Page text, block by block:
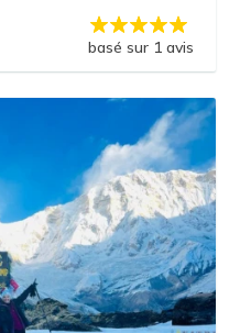
basé sur 1 avis